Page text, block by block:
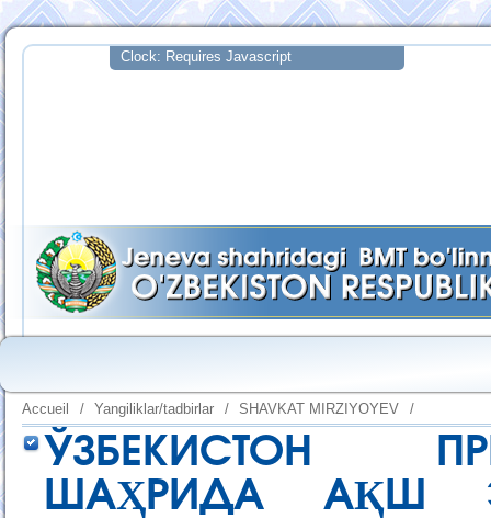
Accueil / Yangiliklar/tadbirlar / SHAVKAT MIRZIYOYEV /
ЎЗБЕКИСТОН
ШАҲРИДА АҚШ